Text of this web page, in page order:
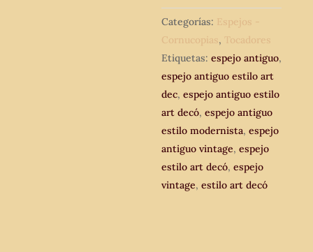
tocador
antiguo
vintage
estilo
modernista.
Años
30.
cantidad
Categorías: Espejos -
Cornucopias, Tocadores
Etiquetas:espejo antiguo,
espejo antiguo estilo art
dec,espejo antiguo estilo
art decó,espejo antiguo
estilo modernista,espejo
antiguo vintage,espejo
estilo art decó,espejo
vintage,estilo art decó